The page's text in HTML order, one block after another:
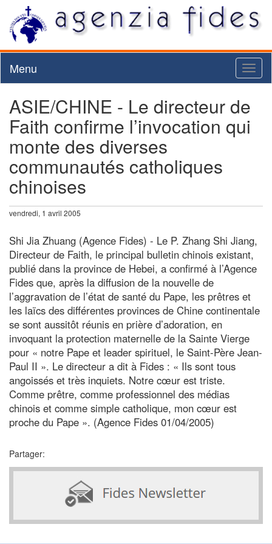
Menu
ASIE/CHINE - Le directeur de
Faith confirme l’invocation qui
monte des diverses
communautés catholiques
chinoises
vendredi, 1 avril 2005
Shi Jia Zhuang (Agence Fides) - Le P. Zhang Shi Jiang,
Directeur de Faith, le principal bulletin chinois existant,
publié dans la province de Hebei, a confirmé à l’Agence
Fides que, après la diffusion de la nouvelle de
l’aggravation de l’état de santé du Pape, les prêtres et
les laïcs des différentes provinces de Chine continentale
se sont aussitôt réunis en prière d’adoration, en
invoquant la protection maternelle de la Sainte Vierge
pour « notre Pape et leader spirituel, le Saint-Père Jean-
Paul II ». Le directeur a dit à Fides : « Ils sont tous
angoissés et très inquiets. Notre cœur est triste.
Comme prêtre, comme professionnel des médias
chinois et comme simple catholique, mon cœur est
proche du Pape ». (Agence Fides 01/04/2005)
Partager: